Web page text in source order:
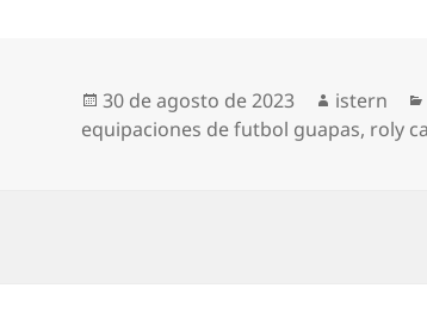
Publicado
el
30 de agosto de 2023 Autor
istern
equipaciones de futbol guapas, roly